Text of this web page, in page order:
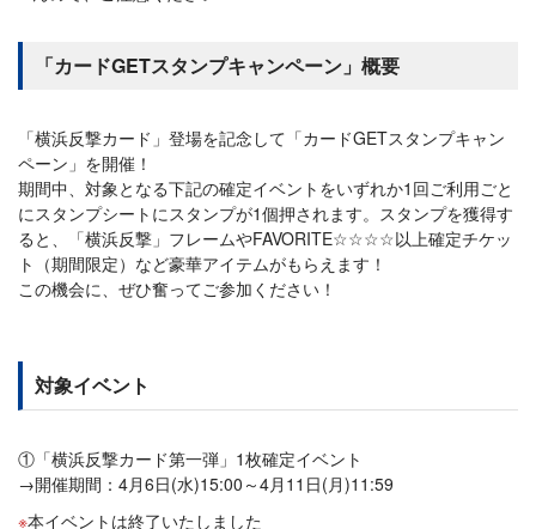
「カードGETスタンプキャンペーン」概要
「横浜反撃カード」登場を記念して「カードGETスタンプキャン
ペーン」を開催！
期間中、対象となる下記の確定イベントをいずれか1回ご利用ごと
にスタンプシートにスタンプが1個押されます。スタンプを獲得す
ると、「横浜反撃」フレームやFAVORITE☆☆☆☆以上確定チケッ
ト（期間限定）など豪華アイテムがもらえます！
この機会に、ぜひ奮ってご参加ください！
対象イベント
①「横浜反撃カード第一弾」1枚確定イベント
→開催期間：4月6日(水)15:00～4月11日(月)11:59
本イベントは終了いたしました